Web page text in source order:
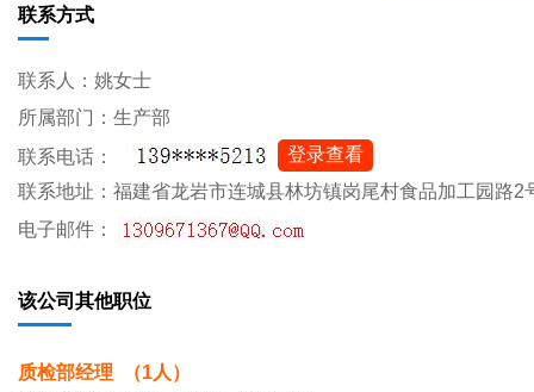
联系方式
联系人：姚女士
所属部门：生产部
联系电话：
登录查看
联系地址：福建省龙岩市连城县林坊镇岗尾村食品加工园路2
电子邮件：
该公司其他职位
质检部经理 （1人）